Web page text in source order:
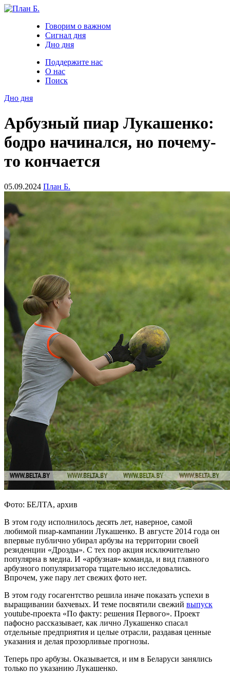
Говорим о важном
Сигнал дня
Дно дня
Поддержите нас
О нас
Поиск
Дно дня
Арбузный пиар Лукашенко:
бодро начинался, но почему-
то кончается
05.09.2024 План Б.
Фото: БЕЛТА, архив
В этом году исполнилось десять лет, наверное, самой
любимой пиар-кампании Лукашенко. В августе 2014 года он
впервые публично убирал арбузы на территории своей
резиденции «Дрозды». С тех пор акция исключительно
популярна в медиа. И «арбузная» команда, и вид главного
арбузного популяризатора тщательно исследовались.
Впрочем, уже пару лет свежих фото нет.
В этом году госагентство решила иначе показать успехи в
выращивании бахчевых. И теме посвятили свежий выпуск
youtube-проекта «По факту: решения Первого». Проект
пафосно рассказывает, как лично Лукашенко спасал
отдельные предприятия и целые отрасли, раздавая ценные
указания и делая прозорливые прогнозы.
Теперь про арбузы. Оказывается, и им в Беларуси занялись
только по указанию Лукашенко.